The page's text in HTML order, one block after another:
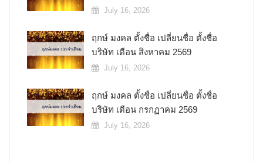
July 16, 2026
ฤกษ์ มงคล ตั้งชื่อ เปลี่ยนชื่อ ตั้งชื่อ
บริษัท เดือน สิงหาคม 2569
July 16, 2026
ฤกษ์ มงคล ตั้งชื่อ เปลี่ยนชื่อ ตั้งชื่อ
บริษัท เดือน กรกฏาคม 2569
July 16, 2026